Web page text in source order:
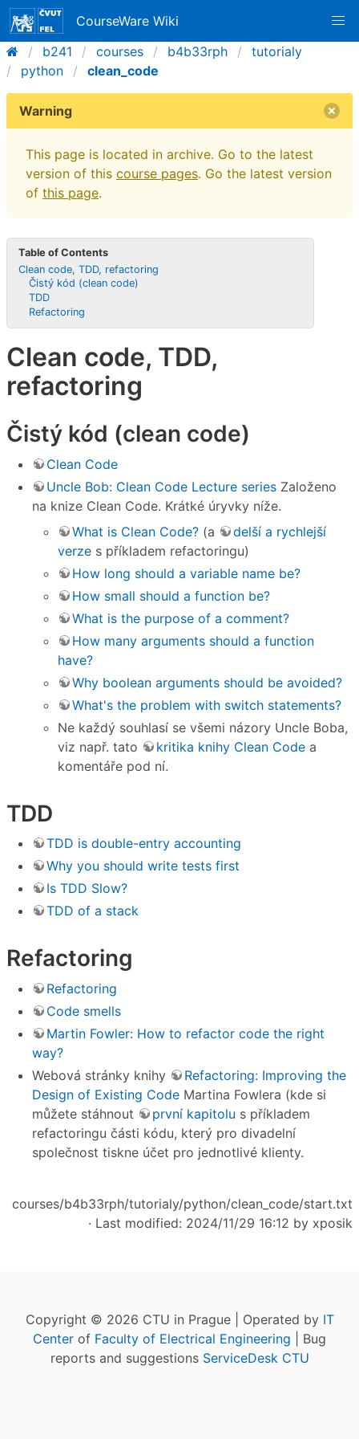
CourseWare Wiki
b241
courses b4b33rph
tutorialy
python
clean_code
Warning
This page is located in archive. Go to the latest
version of this course pages. Go the latest version
of this page.
Table of Contents
Clean code, TDD, refactoring
Čistý kód (clean code)
TDD
Refactoring
Clean code, TDD,
refactoring
Čistý kód (clean code)
Clean Code
Uncle Bob: Clean Code Lecture series Založeno
na knize Clean Code. Krátké úryvky níže.
What is Clean Code? (a
delší a rychlejší
verze s příkladem refactoringu)
How long should a variable name be?
How small should a function be?
What is the purpose of a comment?
How many arguments should a function
have?
Why boolean arguments should be avoided?
What's the problem with switch statements?
Ne každý souhlasí se všemi názory Uncle Boba,
viz např. tato
kritika knihy Clean Code a
komentáře pod ní.
TDD
TDD is double-entry accounting
Why you should write tests first
Is TDD Slow?
TDD of a stack
Refactoring
Refactoring
Code smells
Martin Fowler: How to refactor code the right
way?
Webová stránky knihy
Refactoring: Improving the
Design of Existing Code Martina Fowlera (kde si
můžete stáhnout
první kapitolu s příkladem
refactoringu části kódu, který pro divadelní
společnost tiskne účet pro jednotlivé klienty.
courses/b4b33rph/tutorialy/python/clean_code/start.txt
· Last modified: 2024/11/29 16:12 by xposik
Copyright © 2026 CTU in Prague | Operated by IT
Center of Faculty of Electrical Engineering | Bug
reports and suggestions ServiceDesk CTU